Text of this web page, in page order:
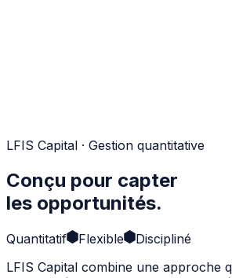
LFIS Capital · Gestion quantitative
Conçu pour capter
les opportunités.
Quantitatif Flexible
Discipliné
LFIS Capital combine une approche